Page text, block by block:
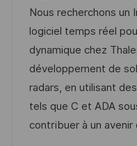
e
t
l
t
u
m
d
e
r
V
b
-
I
D
Nous recherchons un
logiciel temps réel
dynamique chez
développement de
radars, en utilisant
tels que C et ADA
contribuer à un avenir